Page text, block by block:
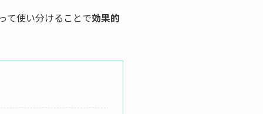
て使い分けることで効果的